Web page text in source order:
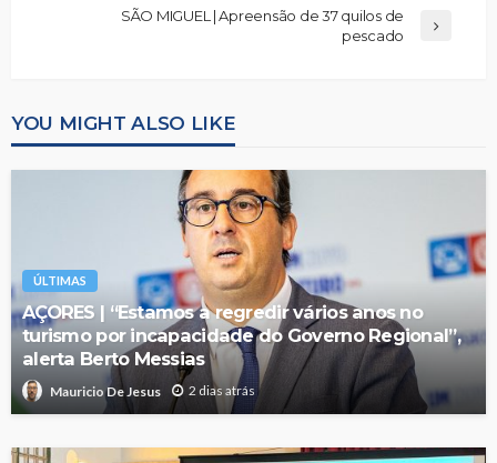
SÃO MIGUEL | Apreensão de 37 quilos de
pescado
YOU MIGHT ALSO LIKE
ÚLTIMAS
AÇORES | “Estamos a regredir vários anos no
turismo por incapacidade do Governo Regional”,
alerta Berto Messias
Mauricio De Jesus 2 dias atrás